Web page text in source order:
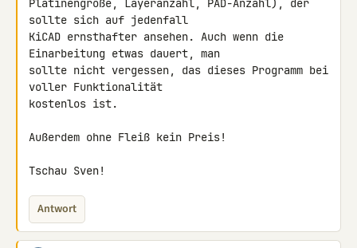
Platinengröße, Layeranzahl, PAD-Anzahl), der
sollte sich auf jedenfall
KiCAD ernsthafter ansehen. Auch wenn die
Einarbeitung etwas dauert, man
sollte nicht vergessen, das dieses Programm bei
voller Funktionalität
kostenlos ist.
Außerdem ohne Fleiß kein Preis!
Tschau Sven!
Antwort